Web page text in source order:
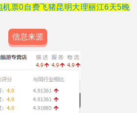
票0自费飞猪昆明大理丽江6天5晚
信息来源